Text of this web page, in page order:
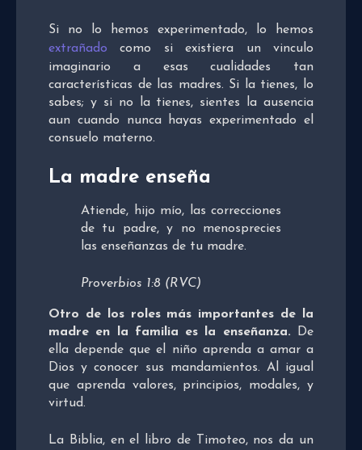
Si no lo hemos experimentado, lo hemos
extrañado como si existiera un vinculo
imaginario a esas cualidades tan
características de las madres. Si la tienes, lo
sabes; y si no la tienes, sientes la ausencia
aun cuando nunca hayas experimentado el
consuelo materno.
La madre enseña
Atiende, hijo mío, las correcciones
de tu padre, y no menosprecies
las enseñanzas de tu madre.
Proverbios 1:8 (RVC)
Otro de los roles más importantes de la
madre en la familia es la enseñanza. De
ella depende que el niño aprenda a amar a
Dios y conocer sus mandamientos. Al igual
que aprenda valores, principios, modales, y
virtud.
La Biblia, en el libro de Timoteo, nos da un